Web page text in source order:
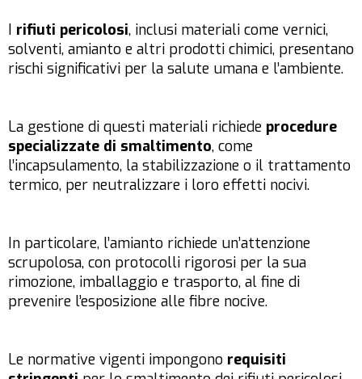
I rifiuti pericolosi, inclusi materiali come vernici,
solventi, amianto e altri prodotti chimici, presentano
rischi significativi per la salute umana e l’ambiente.
La gestione di questi materiali richiede procedure
specializzate di smaltimento, come
l’incapsulamento, la stabilizzazione o il trattamento
termico, per neutralizzare i loro effetti nocivi.
In particolare, l’amianto richiede un’attenzione
scrupolosa, con protocolli rigorosi per la sua
rimozione, imballaggio e trasporto, al fine di
prevenire l’esposizione alle fibre nocive.
Le normative vigenti impongono requisiti